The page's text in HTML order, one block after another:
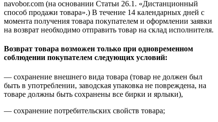
navobor.com (на основании Статьи 26.1. «Дистанционный
способ продажи товара».) В течение 14 календарных дней с
момента получения товара покупателем и оформлении заявки
на возврат необходимо отправить товар на склад исполнителя.
Возврат товара возможен только при одновременном
соблюдении покупателем следующих условий:
— сохранение внешнего вида товара (товар не должен был
быть в употреблении, заводская упаковка не повреждена, на
товаре должны быть сохранены все бирки и ярлыки),
— сохранение потребительских свойств товара;